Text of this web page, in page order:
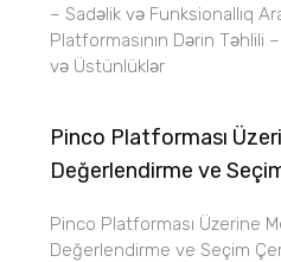
– Sadəlik və Funksionallıq
Platformasının Dərin Təhlili
və Üstünlüklər
Pinco Platforması
Değerlendirme ve
Pinco Platforması Üzerine
Değerlendirme ve Seçim